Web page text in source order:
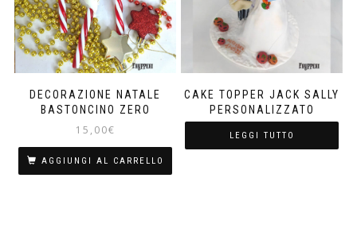
DECORAZIONE NATALE
BASTONCINO ZERO
15,00€
AGGIUNGI AL CARRELLO
CAKE TOPPER JACK SALLY
PERSONALIZZATO
LEGGI TUTTO